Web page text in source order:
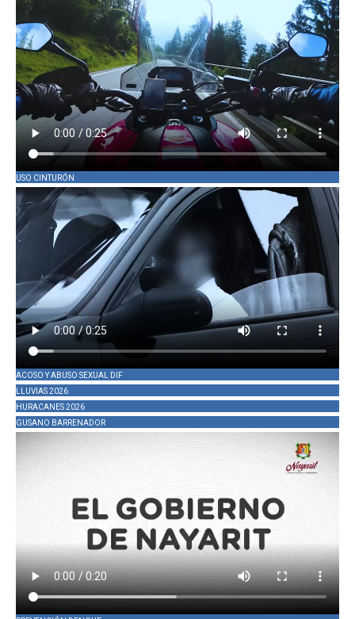
USO CINTURÓN
ACOSO Y ABUSO SEXUAL DIF
LLUVIAS 2026
HURACANES 2026
GUSANO BARRENADOR